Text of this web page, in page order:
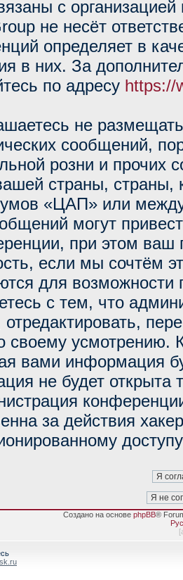
с
не несёт
определяет в
в них. За
по адресу https://
не
сообщений,
розни и прочих
страны, страны,
«ЦАП» или
могут
при этом ваш
если мы сочтём
для возможности
с тем, что
отредактировать,
своему усмотрению.
вами информация
не будет открыта
за действия
Создано на основе phpBB®
[